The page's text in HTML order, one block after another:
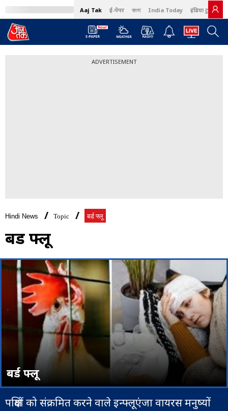
Aaj Tak ई-पेपर বাংলা India Today इंडिया टुडे हिंदी
ADVERTISEMENT
Hindi News Topic बर्ड फ्लू
बर्ड फ्लू
बर्ड फ्लू
पक्षियों को संक्रमित करने वाले इन्फ्लूएंजा वायरस मनुष्यों